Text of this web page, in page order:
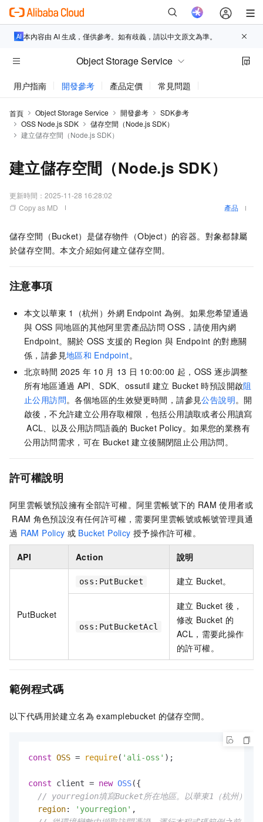
本內容由 AI 生成，僅供參考。如有歧義，請以中文原文為準。
Object Storage Service
用户指南 開發參考 產品定價 常見問題
首頁 Object Storage Service 開發參考
SDK参考
OSS Node.js SDK
儲存空間（Node.js SDK）
建立儲存空間（Node.js SDK）
建立儲存空間（Node.js SDK）
更新時間： 2025-11-28 16:28:02
Copy as MD
產品
儲存空間（Bucket）是儲存物件（Object）的容器。對象都隸屬
於儲存空間。本文介紹如何建立儲存空間。
注意事項
本文以華東 1（杭州）外網 Endpoint 為例。如果您希望通過
與 OSS 同地區的其他阿里雲產品訪問 OSS，請使用內網
Endpoint。關於 OSS 支援的 Region 與 Endpoint 的對應關
係，請參見地區和 Endpoint。
北京時間 2025 年 10 月 13 日 10:00:00 起，OSS 逐步調整
所有地區通過 API、SDK、ossutil 建立 Bucket 時預設開啟阻
止公用訪問。各個地區的生效變更時間，請參見公告說明。開
啟後，不允許建立公用存取權限，包括公用讀取或者公用讀寫
ACL、以及公用訪問語義的 Bucket Policy。如果您的業務有
公用訪問需求，可在 Bucket 建立後關閉阻止公用訪問。
許可權說明
阿里雲帳號預設擁有全部許可權。阿里雲帳號下的 RAM 使用者或
RAM 角色預設沒有任何許可權，需要阿里雲帳號或帳號管理員通
過 RAM Policy 或 Bucket Policy 授予操作許可權。
API Action 說明
PutBucket
oss:PutBucket 建立 Bucket。
oss:PutBucketAcl
建立 Bucket 後，
修改 Bucket 的
ACL，需要此操作
的許可權。
範例程式碼
以下代碼用於建立名為 examplebucket 的儲存空間。
const OSS = require( 'ali-oss' );
const client = new OSS({
// yourregion填寫Bucket所在地區。以華東1（杭州）為
region: 'yourregion' ,